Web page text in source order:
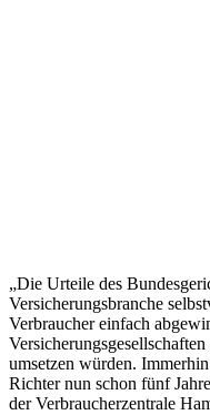
„Die Urteile des
Versicherungsbranche
Verbraucher einfach
umsetzen würden.
Richter nun schon fünf
der Verbraucherzentrale